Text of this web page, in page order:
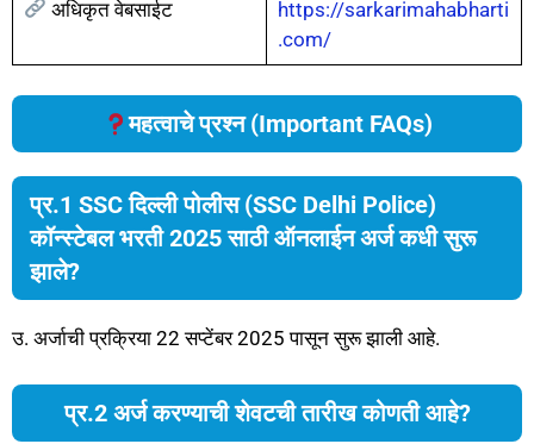
अधिकृत वेबसाईट
https://sarkarimahabharti
.com/
महत्वाचे प्रश्न (Important FAQs)
प्र.1 SSC दिल्ली पोलीस (SSC Delhi Police)
कॉन्स्टेबल भरती 2025 साठी ऑनलाईन अर्ज कधी सुरू
झाले?
उ. अर्जाची प्रक्रिया 22 सप्टेंबर 2025 पासून सुरू झाली आहे.
प्र.2 अर्ज करण्याची शेवटची तारीख कोणती आहे?